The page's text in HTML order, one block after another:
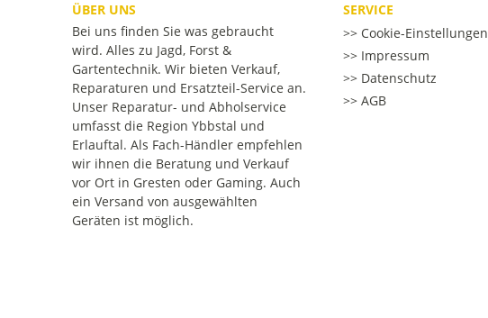
ÜBER UNS
Bei uns finden Sie was gebraucht
wird. Alles zu Jagd, Forst &
Gartentechnik. Wir bieten Verkauf,
Reparaturen und Ersatzteil-Service an.
Unser Reparatur- und Abholservice
umfasst die Region Ybbstal und
Erlauftal. Als Fach-Händler empfehlen
wir ihnen die Beratung und Verkauf
vor Ort in Gresten oder Gaming. Auch
ein Versand von ausgewählten
Geräten ist möglich.
SERVICE
Cookie-Einstellungen
Impressum
Datenschutz
AGB